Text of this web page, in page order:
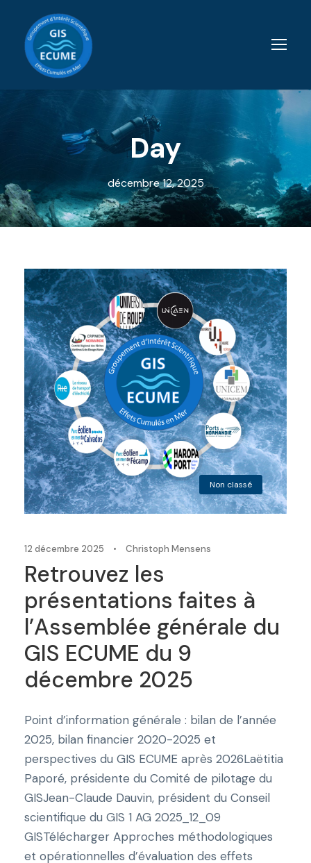
Day
décembre 12, 2025
Non classé
12 décembre 2025 • Christoph Mensens
Retrouvez les
présentations faites à
l’Assemblée générale du
GIS ECUME du 9
décembre 2025
Point d’information générale : bilan de l’année
2025, bilan financier 2020-2025 et
perspectives du GIS ECUME après 2026Laëtitia
Paporé, présidente du Comité de pilotage du
GISJean-Claude Dauvin, président du Conseil
scientifique du GIS 1 AG 2025_12_09
GISTélécharger Approches méthodologiques
et opérationnelles d’évaluation des effets